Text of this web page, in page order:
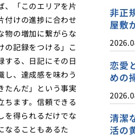
、「このエリアを片
付けの進捗に合わせ
物の増加に繋がらな
の記録をつける」こ
する、日記にその日
し、達成感を味わう
たんだ」という事実
ちます。信頼できる
を得られるだけでな
なることもあるた
非正
屋敷
恋愛
めの
清潔
活の